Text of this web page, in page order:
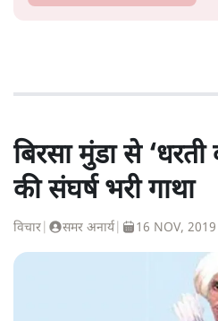
बिरसा मुंडा से
की संघर्ष भरी गाथा
विचार समर अनार्य| 16 NOV, 2019